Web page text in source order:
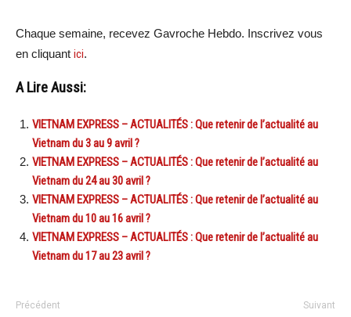
Chaque semaine, recevez Gavroche Hebdo. Inscrivez vous
en cliquant ici.
A Lire Aussi:
VIETNAM EXPRESS – ACTUALITÉS : Que retenir de l’actualité au
Vietnam du 3 au 9 avril ?
VIETNAM EXPRESS – ACTUALITÉS : Que retenir de l’actualité au
Vietnam du 24 au 30 avril ?
VIETNAM EXPRESS – ACTUALITÉS : Que retenir de l’actualité au
Vietnam du 10 au 16 avril ?
VIETNAM EXPRESS – ACTUALITÉS : Que retenir de l’actualité au
Vietnam du 17 au 23 avril ?
Précédent Suivant